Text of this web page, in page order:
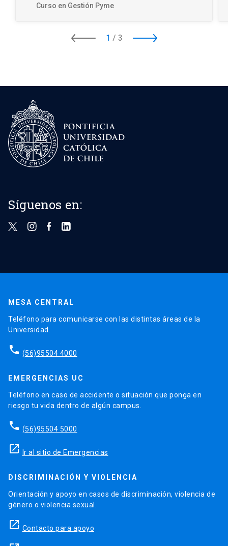
Curso en Gestión Pyme
1 / 3
Síguenos en:
MESA CENTRAL
Teléfono para comunicarse con las distintas áreas de la
Universidad.
phone (56)95504 4000
EMERGENCIAS UC
Teléfono en caso de accidente o situación que ponga en
riesgo tu vida dentro de algún campus.
phone (56)95504 5000
launch Ir al sitio de Emergencias
DISCRIMINACIÓN Y VIOLENCIA
Orientación y apoyo en casos de discriminación, violencia de
género o violencia sexual.
launch Contacto para apoyo